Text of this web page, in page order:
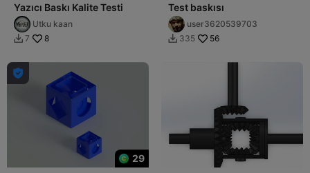
Yazıcı Baskı Kalite Testi
Utku kaan
 7 8
Test baskısı
user3620539703
 335 56
29
